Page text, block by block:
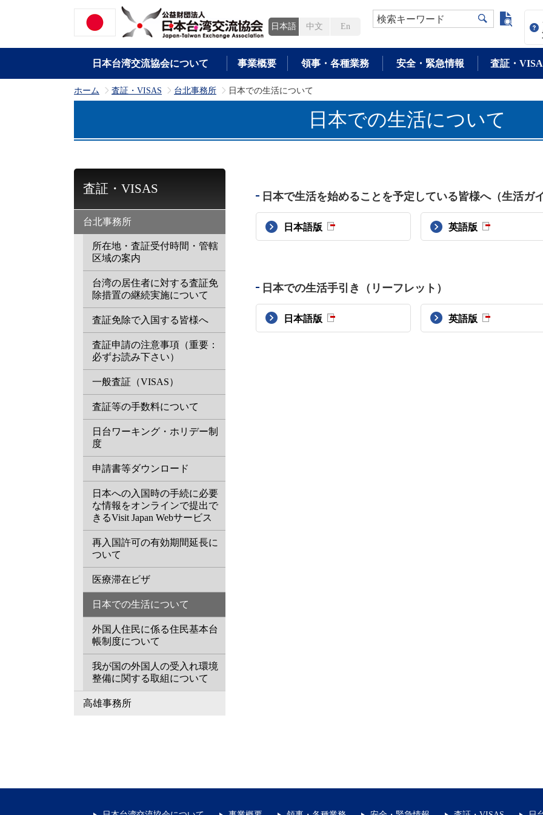
日本語 中文 En
検索キーワード
日本台湾交流協会について 事業概要 領事・各種業務 安全・緊急情報 査証・
ホーム >
査証・VISAS >
台北事務所 >
日本での生活について
日本での生活について
日本で生活を始めることを予定している皆様へ（生活ガ
日本語版 英語版
日本での生活手引き（リーフレット）
日本語版 英語版
査証・VISAS
台北事務所
所在地・査証受付時間・管轄
区域の案内
台湾の居住者に対する査証免
除措置の継続実施について
査証免除で入国する皆様へ
査証申請の注意事項（重要：
必ずお読み下さい）
一般査証（VISAS）
査証等の手数料について
日台ワーキング・ホリデー制
度
申請書等ダウンロード
日本への入国時の手続に必要
な情報をオンラインで提出で
きるVisit Japan Webサービス
再入国許可の有効期間延長に
ついて
医療滞在ビザ
日本での生活について
外国人住民に係る住民基本台
帳制度について
我が国の外国人の受入れ環境
整備に関する取組について
高雄事務所